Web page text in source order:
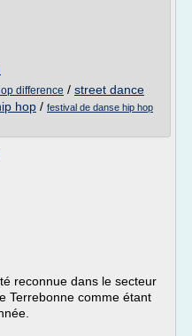
difference / street dance
hop / festival de danse hip hop
reconnue dans le secteur
Terrebonne comme étant